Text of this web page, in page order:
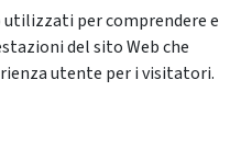
per comprendere e
del sito Web che
utente per i visitatori.